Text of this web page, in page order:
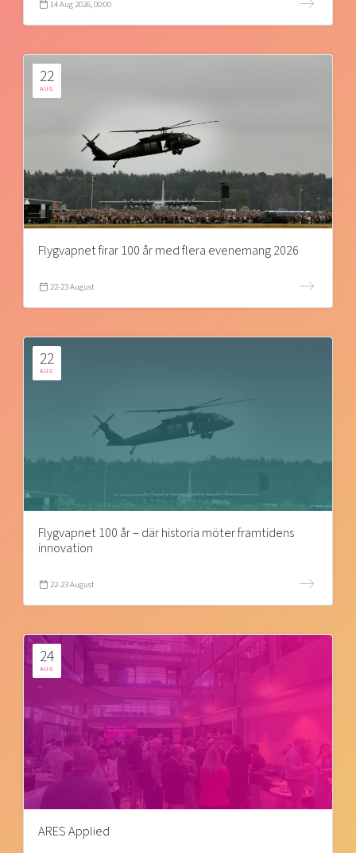
14 Aug 2026, 00:00
22
AUG
Flygvapnet firar 100 år med flera evenemang 2026
22-23 August
22
AUG
Flygvapnet 100 år – där historia möter framtidens
innovation
22-23 August
24
AUG
ARES Applied